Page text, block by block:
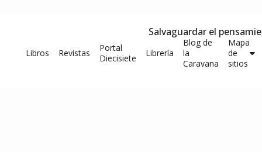
Salvaguardar el
Libros Revistas
Portal
Diecisiete
Librería
Blog de
la
Caravana
Mapa
de
sitios